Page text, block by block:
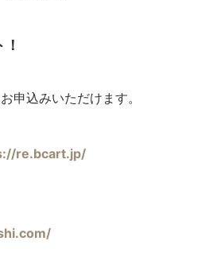
申込みいただけます。
re.bcart.jp/